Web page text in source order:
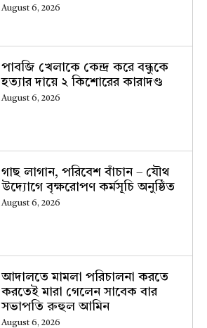
August 6, 2026
পাবজি খেলাকে কেন্দ্র করে বন্ধুকে
হত্যার দায়ে ২ কিশোরের কারাদণ্ড
August 6, 2026
গাছ লাগান, পরিবেশ বাঁচান – যৌথ
উদ্যোগে বৃক্ষরোপণ কর্মসূচি অনুষ্ঠিত
August 6, 2026
আদালতে মামলা পরিচালনা করতে
করতেই মারা গেলেন সাবেক বার
সভাপতি রুহুল আমিন
August 6, 2026